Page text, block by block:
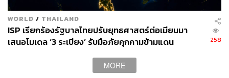
ทั้งนี้ ดร.สันติธารมองว่า ‘Safe Haven’ ในมุมภูมิรัฐศาสตร์ยัง
เป็นจุดแข็งระยะยาวของไทย และยังช่วยดึงดูดเม็ดเงินลงทุน
โดยตรงจากต่างประเทศ (FDI) ได้ต่อเนื่อง ขณะที่ความเสี่ยง
เรื่อง ‘Twin Deficit’ ในมุมของตลาดการเงินนั้น นักลงทุนยัง
สามารถยอมรับได้ หากเป็นเพียงภาวะชั่วคราวที่เกิดจากการ
WORLD / THAILAND
ISP เรียกร้องรัฐบาลไทยปรับยุทธศาสตร์ต่อเมียนมา
เสนอโมเดล ‘3 ระเบียง’ รับมือภัยคุกคามข้ามแดน
258
MORE